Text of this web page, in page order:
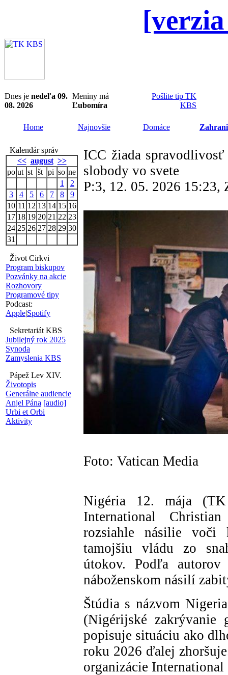
Dnes je nedeľa 09.
08. 2026
Meniny má
Ľubomíra
Pošlite tip TK
KBS
Home Najnovšie Domáce
Kalendár správ
<< august >>
po ut st št pi so ne
1
2
3
4 5 6 7 8
9
10 11 12 13 14 15 16
17 18 19 20 21 22 23
24 25 26 27 28 29 30
31
Život Cirkvi
Program biskupov
Pozvánky na akcie
Rozhovory
Programové tipy
Podcast:
Apple|Spotify
Sekretariát KBS
Jubilejný rok 2025
Synoda
Zamyslenia KBS
Pápež Lev XIV.
Životopis
Generálne audiencie
Anjel Pána [audio]
Urbi et Orbi
Aktivity
ICC žiada
slobody vo svete
P:3, 12. 05. 2026 15:23,
Foto: Vatican Media
Nigéria 12. mája (TK
International
rozsiahle násilie
tamojšiu vládu zo
útokov. Podľa
náboženskom násilí
Štúdia s názvom
(Nigérijské
popisuje situáciu ako
roku 2026 ďalej
organizácie